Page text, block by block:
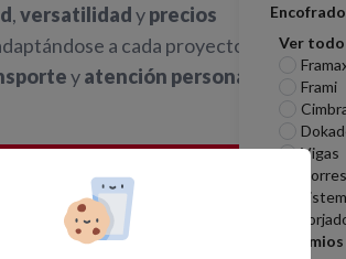
Encofrado
Ver todo
Frami
Vigas
Andamios
,versatilidadyprecios
a cada proyecto con
yatención personalizada.
ALQUILAR CON
OPEIN?